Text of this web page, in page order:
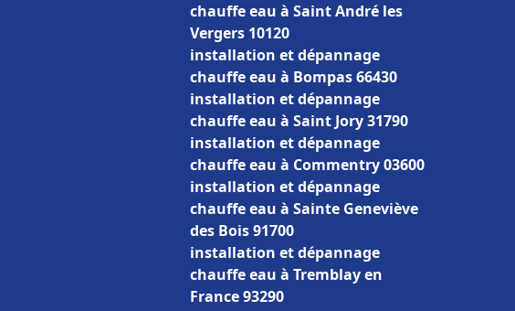
chauffe eau à Saint André les
Vergers 10120
installation et dépannage
chauffe eau à Bompas 66430
installation et dépannage
chauffe eau à Saint Jory 31790
installation et dépannage
chauffe eau à Commentry 03600
installation et dépannage
chauffe eau à Sainte Geneviève
des Bois 91700
installation et dépannage
chauffe eau à Tremblay en
France 93290